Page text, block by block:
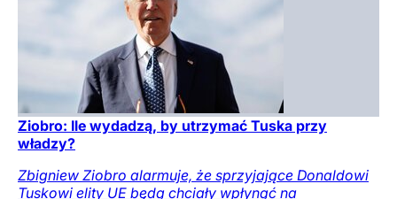
Ziobro: Ile wydadzą, by utrzymać Tuska przy
władzy?
Zbigniew Ziobro alarmuje, że sprzyjające Donaldowi
Tuskowi elity UE będą chciały wpłynąć na